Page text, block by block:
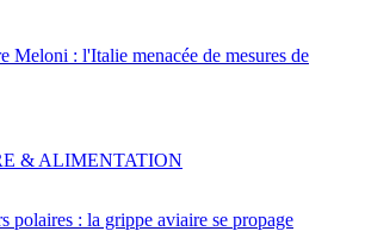
Meloni : l'Italie menacée de mesures de
polaires : la grippe aviaire se propage
& ALIMENTATION